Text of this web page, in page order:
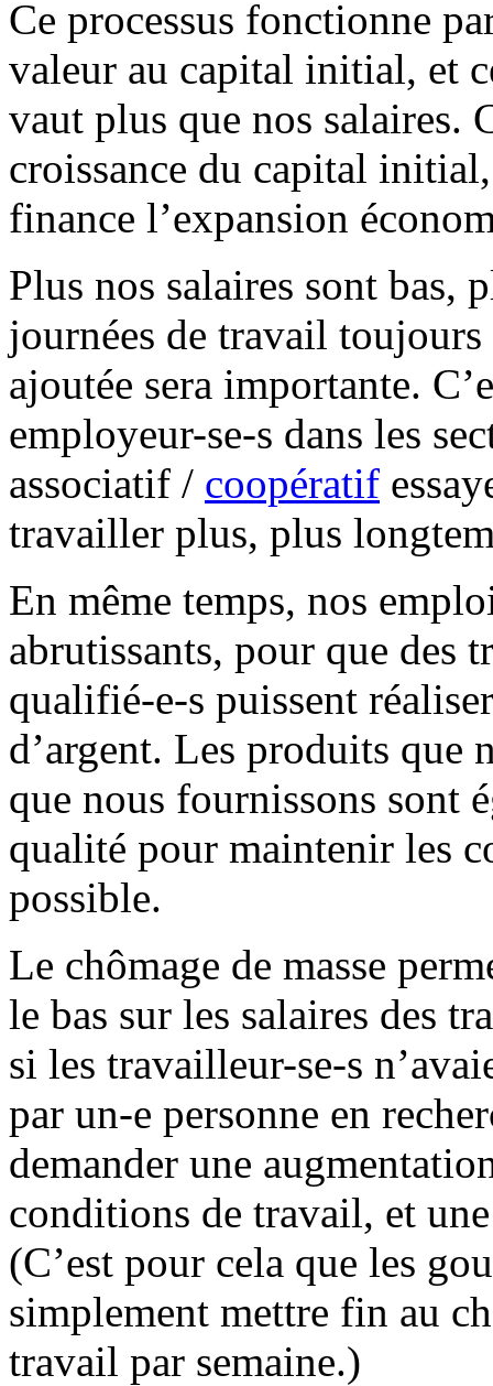
Ce processus fonctionne
valeur au capital initial, et
vaut plus que nos salaires.
croissance du capital
finance l’expansion
Plus nos salaires sont bas,
journées de travail
ajoutée sera importante.
employeur-se-s dans les
associatif / coopératif
travailler plus, plus
En même temps, nos
abrutissants, pour que des
qualifié-e-s puissent
d’argent. Les produits que
que nous fournissons sont
qualité pour maintenir les
possible.
Le chômage de masse
le bas sur les salaires des
si les travailleur-se-s
par un-e personne en
demander une
conditions de travail, et
(C’est pour cela que les
simplement mettre fin au
travail par semaine.)